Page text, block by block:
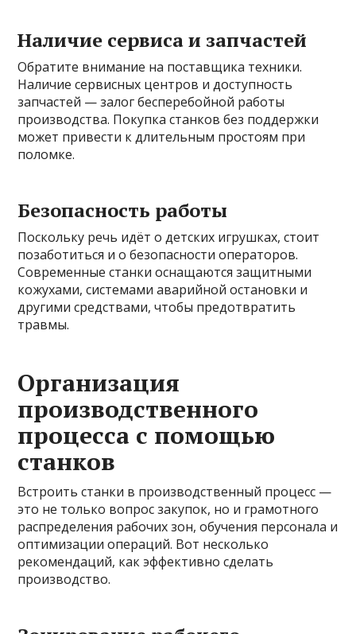
Наличие сервиса и запчастей
Обратите внимание на поставщика техники.
Наличие сервисных центров и доступность
запчастей — залог бесперебойной работы
производства. Покупка станков без поддержки
может привести к длительным простоям при
поломке.
Безопасность работы
Поскольку речь идёт о детских игрушках, стоит
позаботиться и о безопасности операторов.
Современные станки оснащаются защитными
кожухами, системами аварийной остановки и
другими средствами, чтобы предотвратить
травмы.
Организация
производственного
процесса с помощью
станков
Встроить станки в производственный процесс —
это не только вопрос закупок, но и грамотного
распределения рабочих зон, обучения персонала и
оптимизации операций. Вот несколько
рекомендаций, как эффективно сделать
производство.